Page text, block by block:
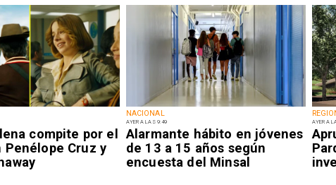
compite por el
Penélope Cruz y
NACIONAL
AYER A LAS 9:49
Alarmante hábito en jóvenes
de 13 a 15 años según
encuesta del Minsal
AYER A